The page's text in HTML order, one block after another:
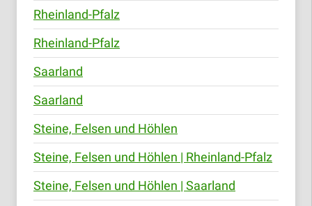
Rheinland-Pfalz
Rheinland-Pfalz
Saarland
Saarland
Steine, Felsen und Höhlen
Steine, Felsen und Höhlen | Rheinland-Pfalz
Steine, Felsen und Höhlen | Saarland